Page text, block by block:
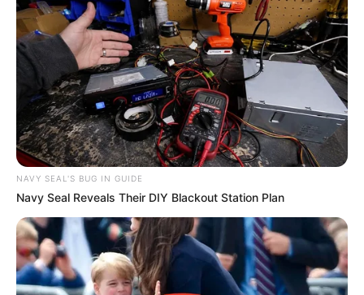
NAVY SEAL'S BUG IN GUIDE
Navy Seal Reveals Their DIY Blackout Station Plan